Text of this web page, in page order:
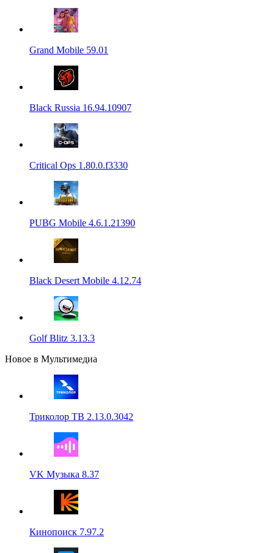
Grand Mobile 59.01
Black Russia 16.94.10907
Critical Ops 1.80.0.f3330
PUBG Mobile 4.6.1.21390
Black Desert Mobile 4.12.74
Golf Blitz 3.13.3
Новое в Мультимедиа
Триколор ТВ 2.13.0.3042
VK Музыка 8.37
Кинопоиск 7.97.2